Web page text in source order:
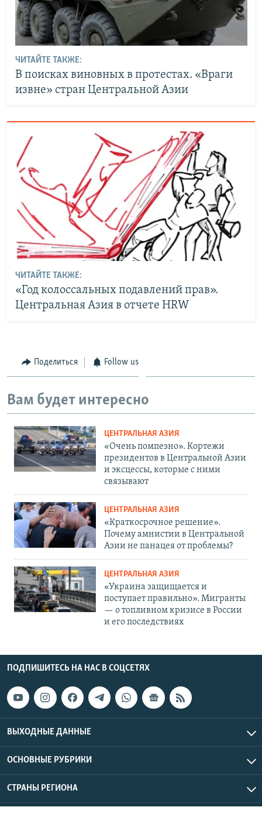
ЧИТАЙТЕ ТАКЖЕ:
В поисках виновных в протестах. «Враги
извне» стран Центральной Азии
ЧИТАЙТЕ ТАКЖЕ:
«Год колоссальных подавлений прав».
Центральная Азия в отчете HRW
Поделиться Follow us
Вам будет интересно
ЦЕНТРАЛЬНАЯ АЗИЯ
«Очень помпезно». Кортежи
президентов в Центральной Азии
и эксцессы, которые с ними
связывают
ЦЕНТРАЛЬНАЯ АЗИЯ
«Краткосрочное решение».
Почему амнистии в Центральной
Азии не панацея от проблемы?
ЦЕНТРАЛЬНАЯ АЗИЯ
«Украина защищается и
поступает правильно». Мигранты
— о топливном кризисе в России
и его последствиях
ПОДПИШИТЕСЬ НА НАС В СОЦСЕТЯХ
ВЫХОДНЫЕ ДАННЫЕ
ОСНОВНЫЕ РУБРИКИ
СТРАНЫ РЕГИОНА